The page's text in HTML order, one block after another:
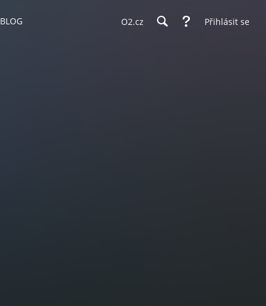
BLOG O2.cz Přihlásit se